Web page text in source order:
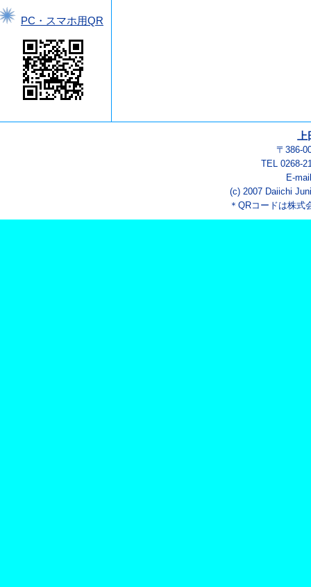
PC・スマホ用QR
〒386-
TEL 0268-
E-
(c) 2007 Daiichi
＊QRコードは株式